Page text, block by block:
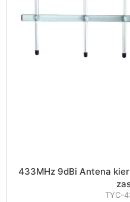
433MHz 9dBi Antena
TYC-